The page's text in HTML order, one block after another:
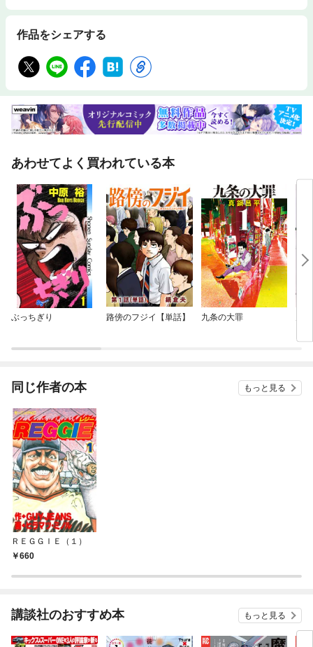
作品をシェアする
あわせてよく買われている本
ぶっちぎり 路傍のフジイ【単話】 九条の大罪
同じ作者の本 もっと見る
ＲＥＧＧＩＥ（１）
660
講談社のおすすめ本 もっと見る